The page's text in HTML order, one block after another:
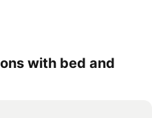
with bed and